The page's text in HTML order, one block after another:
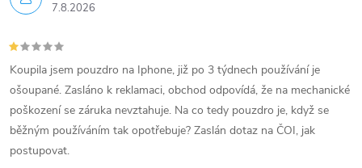
7.8.2026
Koupila jsem pouzdro na Iphone, již po 3 týdnech používání je
ošoupané. Zasláno k reklamaci, obchod odpovídá, že na mechanické
poškození se záruka nevztahuje. Na co tedy pouzdro je, když se
běžným používáním tak opotřebuje? Zaslán dotaz na ČOI, jak
postupovat.